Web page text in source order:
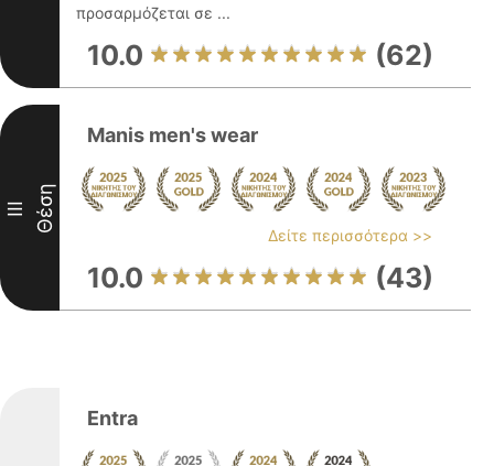
προσαρμόζεται σε ...
10.0 (62)
III Θέση
Manis men's wear
Δείτε περισσότερα >>
10.0 (43)
Entra